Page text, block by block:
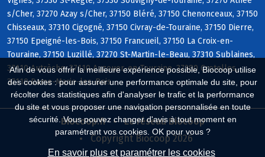
Afin de vous offrir la meilleure expérience possible, Biocoop utilise
des cookies : pour assurer une performance optimale du site, pour
récolter des statistiques afin d'analyser le trafic et la performance
du site et vous proposer une navigation personnalisée en toute
sécurité. Vous pouvez changer d'avis à tout moment en
paramétrant vos cookies. OK pour vous ?
En savoir plus et paramétrer les cookies
s/Cher, 37270 Azay s/Cher, 37150 Bléré, 37150 Chenonceaux, 37150
Chisseaux, 37310 Cigogné, 37150 Civray-de-Touraine, 37150 Dierre,
37150 Epeigné-les-Bois, 37150 Francueil, 37150 La Croix-en-
Touraine, 37150 Luzillé, 37270 St-Martin-le-Beau, 37310 Sublaines,
37110 Autrèche, 37110 Auzouer-en-Touraine, 37380 Crotelles,
37110 Dame-Marie-les-Bois
Biocoop.fr
Le réseau Biocoop
Copyright Biocoop 2026